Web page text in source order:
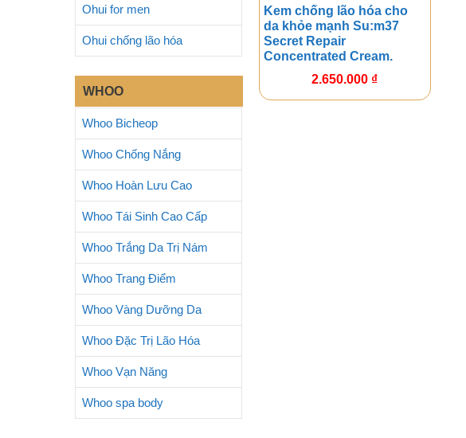
Kem chống lão hóa cho
da khỏe mạnh Su:m37
Secret Repair
Concentrated Cream.
2.650.000 ₫
Ohui for men
Ohui chống lão hóa
WHOO
Whoo Bicheop
Whoo Chống Nắng
Whoo Hoàn Lưu Cao
Whoo Tái Sinh Cao Cấp
Whoo Trắng Da Trị Nám
Whoo Trang Điểm
Whoo Vàng Dưỡng Da
Whoo Đặc Trị Lão Hóa
Whoo Vạn Năng
Whoo spa body